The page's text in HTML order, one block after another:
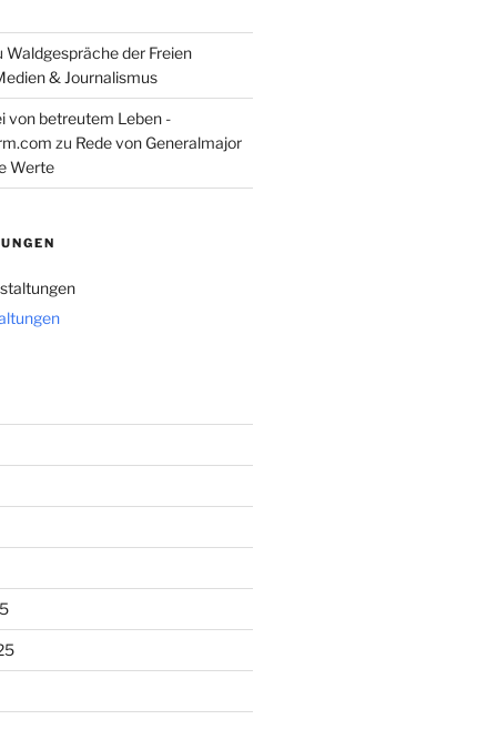
Waldgespräche der Freien
& Journalismus
von betreutem Leben -
zu Rede von Generalmajor
Werte